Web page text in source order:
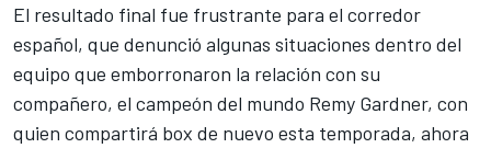
El resultado final fue frustrante para el corredor
español, que denunció algunas situaciones dentro del
equipo que emborronaron la relación con su
compañero, el campeón del mundo Remy Gardner, con
quien compartirá box de nuevo esta temporada, ahora